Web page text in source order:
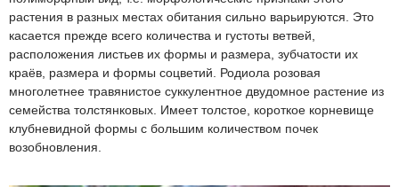
растения в разных местах обитания сильно варьируются. Это
касается прежде всего количества и густоты ветвей,
расположения листьев их формы и размера, зубчатости их
краёв, размера и формы соцветий. Родиола розовая
многолетнее травянистое суккулентное двудомное растение из
семейства толстянковых. Имеет толстое, короткое корневище
клубневидной формы с большим количеством почек
возобновления.